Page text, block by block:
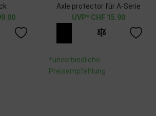
Axle protector für A-Serie
CHF 15.90
*unverbindliche
Preisempfehlung